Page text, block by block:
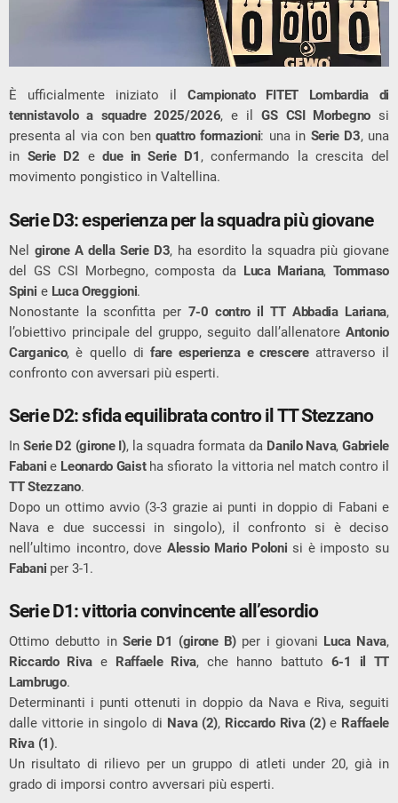
È ufficialmente iniziato il Campionato FITET Lombardia di
tennistavolo a squadre 2025/2026, e ilGS CSI Morbegno si
presenta al via con benquattro formazioni: una in Serie D3, una
in Serie D2 edue in Serie D1 , confermando la crescita del
movimento pongistico in Valtellina.
Serie D3: esperienza per la squadra più giovane
Nel girone A della Serie D3, ha esordito la squadra più giovane
del GS CSI Morbegno, composta da Luca Mariana,Tommaso
Spini e Luca Oreggioni.
Nonostante la sconfitta per 7-0 contro il TT Abbadia Lariana,
l’obiettivo principale del gruppo, seguito dall’allenatoreAntonio
Carganico, è quello di fare esperienza e crescereattraverso il
confronto con avversari più esperti.
Serie D2: sfida equilibrata contro il TT Stezzano
InSerie D2 (girone I), la squadra formata da Danilo Nava,Gabriele
Fabani e Leonardo Gaistha sfiorato la vittoria nel match contro il
TT Stezzano.
Dopo un ottimo avvio (3-3 grazie ai punti in doppio di Fabani e
Nava e due successi in singolo), il confronto si è deciso
nell’ultimo incontro, dove Alessio Mario Poloni si è imposto su
Fabani per 3-1.
Serie D1: vittoria convincente all’esordio
Ottimo debutto in Serie D1 (girone B) per i giovani Luca Nava,
Riccardo Riva e Raffaele Riva, che hanno battuto 6-1 il TT
Lambrugo.
Determinanti i punti ottenuti in doppio da Nava e Riva, seguiti
dalle vittorie in singolo di Nava (2), Riccardo Riva (2)e Raffaele
Riva (1).
Un risultato di rilievo per un gruppo di atleti under 20, già in
grado di imporsi contro avversari più esperti.